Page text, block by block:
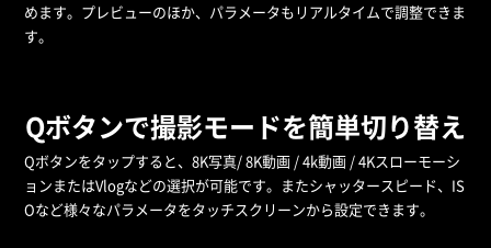
めます。プレビューのほか、パラメータもリアルタイムで調整できま
す。
Qボタンで撮影モードを簡単切り替え
Qボタンをタップすると、8K写真/ 8K動画 / 4k動画 / 4Kスローモーシ
ョンまたはVlogなどの選択が可能です。またシャッタースピード、IS
Oなど様々なパラメータをタッチスクリーンから設定できます。